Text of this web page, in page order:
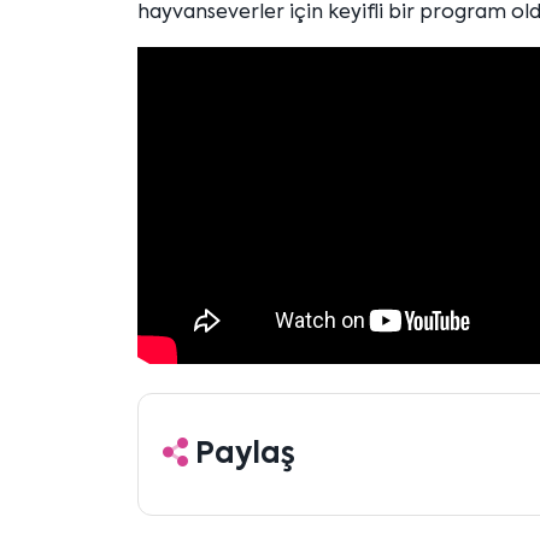
hayvanseverler için keyifli bir program
Paylaş